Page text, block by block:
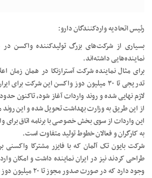
رئیس اتحادیه واردکنندگان دارو:
بسیاری از شرکت‌های بزرگ تولیدکننده واکسن در
نماینده‌هایی داشته‌اند.
برای مثال نماینده شرکت آسترازنکا در همان زمان
تدریجی تا ۳۰ میلیون دوز واکسن این شرکت
لازم نهایی شده و روند واردات آغاز شود، تاکنون
از این طریق به وزارت بهداشت تحویل شده و این روند
این واردات از سوی بخش خصوصی با برنامه اتاق برای
به کارگران و فعالان خطوط تولید متفاوت است.
شرکت بایون تک آلمان که با فایزر مشترکا واکسنی
طراحی کردند نیز در ایران نماینده داشت و امکان
وجود دارد که در صورت صدور مجوز تا ۲۰ میلیون دوز به ایران وارد خواهد شد.